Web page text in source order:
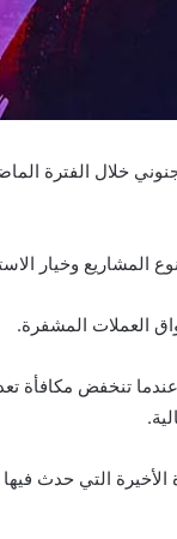
خلال الفترة
المشاريع وخيار
العملات المشفرة.
، وهو عندما